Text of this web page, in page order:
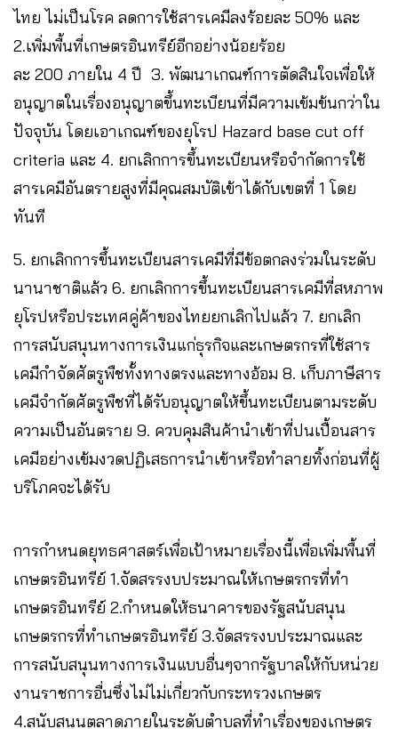
ไทย ไม่เป็นโรค ลดการใช้สารเคมีลงร้อยละ 50% และ
2.เพิ่มพื้นที่เกษตรอินทรีย์อีกอย่างน้อยร้อย
ละ 200 ภายใน 4 ปี 3. พัฒนาเกณฑ์การตัดสินใจเพื่อให้
อนุญาตในเรื่องอนุญาตขึ้นทะเบียนที่มีความเข้มข้นกว่าใน
ปัจจุบัน โดยเอาเกณฑ์ของยุโรป Hazard base cut off
criteria และ 4. ยกเลิกการขึ้นทะเบียนหรือจำกัดการใช้
สารเคมีอันตรายสูงที่มีคุณสมบัติเข้าได้กับเขตที่ 1 โดย
ทันที
5. ยกเลิกการขึ้นทะเบียนสารเคมีที่มีข้อตกลงร่วมในระดับ
นานาชาติแล้ว 6. ยกเลิกการขึ้นทะเบียนสารเคมีที่สหภาพ
ยุโรปหรือประเทศคู่ค้าของไทยยกเลิกไปแล้ว 7. ยกเลิก
การสนับสนุนทางการเงินแก่ธุรกิจและเกษตรกรที่ใช้สาร
เคมีกำจัดศัตรูพืชทั้งทางตรงและทางอ้อม 8. เก็บภาษีสาร
เคมีจำกัดศัตรูพืชที่ได้รับอนุญาตให้ขึ้นทะเบียนตามระดับ
ความเป็นอันตราย 9. ควบคุมสินค้านำเข้าที่ปนเปื้อนสาร
เคมีอย่างเข้มงวดปฏิเสธการนำเข้าหรือทำลายทิ้งก่อนที่ผู้
บริโภคจะได้รับ
การกำหนดยุทธศาสตร์เพื่อเป้าหมายเรื่องนี้เพื่อเพิ่มพื้นที่
เกษตรอินทรีย์ 1.จัดสรรงบประมาณให้เกษตรกรที่ทำ
เกษตรอินทรีย์ 2.กำหนดให้ธนาคารของรัฐสนับสนุน
เกษตรกรที่ทำเกษตรอินทรีย์ 3.จัดสรรงบประมาณและ
การสนับสนุนทางการเงินแบบอื่นๆจากรัฐบาลให้กับหน่วย
งานราชการอื่นซึ่งไม่ไม่เกี่ยวกับกระทรวงเกษตร
4.สนับสนุนตลาดภายในระดับตำบลที่ทำเรื่องของเกษตร